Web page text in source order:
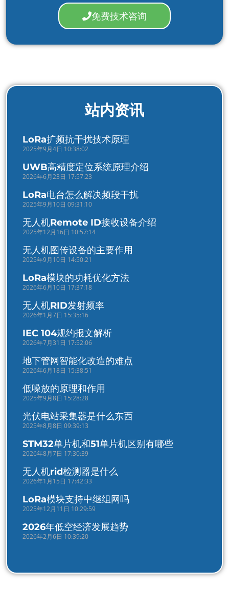
免费技术咨询
站内资讯
LoRa扩频抗干扰技术原理
2025年9月4日 10:38:02
UWB高精度定位系统原理介绍
2026年6月23日 17:57:23
LoRa电台怎么解决频段干扰
2025年9月10日 09:31:10
无人机Remote ID接收设备介绍
2025年12月16日 10:57:14
无人机图传设备的主要作用
2025年9月10日 14:50:21
LoRa模块的功耗优化方法
2026年6月10日 17:37:18
无人机RID发射频率
2026年1月7日 15:35:16
IEC 104规约报文解析
2026年7月31日 17:52:06
地下管网智能化改造的难点
2026年6月18日 15:38:51
低噪放的原理和作用
2025年9月8日 15:28:28
光伏电站采集器是什么东西
2025年8月8日 09:39:13
STM32单片机和51单片机区别有哪些
2026年8月7日 17:30:39
无人机rid检测器是什么
2026年1月15日 17:42:33
LoRa模块支持中继组网吗
2025年12月11日 10:29:59
2026年低空经济发展趋势
2026年2月6日 10:39:20